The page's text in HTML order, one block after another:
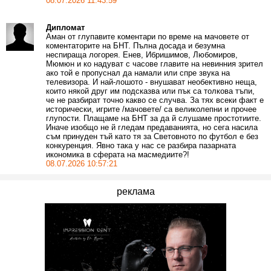
Дипломат
Аман от глупавите коментари по време на мачовете от
коментаторите на БНТ. Пълна досада и безумна
неспираща логорея. Енев, Ибришимов, Любомиров,
Мюмюн и ко надуват с часове главите на невинния зрител
ако той е пропуснал да намали или спре звука на
телевизора. И най-лошото - внушават необективно неща,
които някой друг им подсказва или пък са толкова тъпи,
че не разбират точно какво се случва. За тях всеки факт е
исторически, игрите /мачовете/ са великолепни и прочее
глупости. Плащаме на БНТ за да й слушаме простотиите.
Иначе изобщо не й гледам предаванията, но сега насила
съм принуден тъй като тя за Световното по футбол е без
конкуренция. Явно така у нас се разбира пазарната
икономика в сферата на масмедиите?!
08.07.2026 10:57:21
реклама